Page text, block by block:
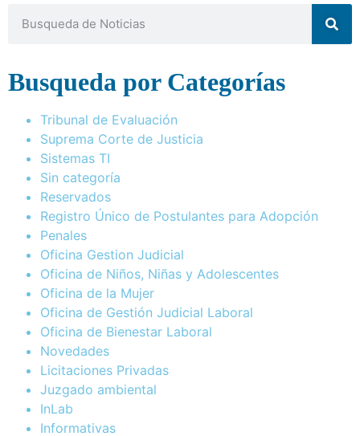
Busqueda por Categorías
Tribunal de Evaluación
Suprema Corte de Justicia
Sistemas TI
Sin categoría
Reservados
Registro Único de Postulantes para Adopción
Penales
Oficina Gestion Judicial
Oficina de Niños, Niñas y Adolescentes
Oficina de la Mujer
Oficina de Gestión Judicial Laboral
Oficina de Bienestar Laboral
Novedades
Licitaciones Privadas
Juzgado ambiental
InLab
Informativas